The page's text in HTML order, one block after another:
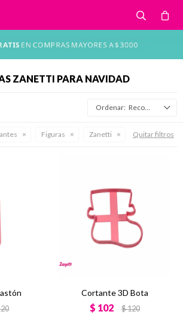
ZANETTI PARA NAVIDAD
Recomendados
Figuras Zanetti Quitar filtros
Cortante 3D Bota
$ 102 $120